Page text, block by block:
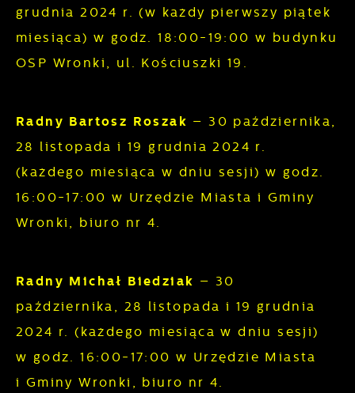
grudnia 2024 r. (w każdy pierwszy piątek
miesiąca) w godz. 18:00-19:00 w budynku
OSP Wronki, ul. Kościuszki 19.
Radny Bartosz Roszak – 30 października,
28 listopada i 19 grudnia 2024 r.
(każdego miesiąca w dniu sesji) w godz.
16:00-17:00 w Urzędzie Miasta i Gminy
Wronki, biuro nr 4.
Radny Michał Biedziak – 30
października, 28 listopada i 19 grudnia
2024 r. (każdego miesiąca w dniu sesji)
w godz. 16:00-17:00 w Urzędzie Miasta
i Gminy Wronki, biuro nr 4.
dostępność większej ilości funkcji na stronie.
Analityczne pliki cookies pomagają nam
rozwijać się i dostosowywać do Twoich
informacji w zakresie wykorzystywania witryny
internetowej, miejsca oraz częstotliwości, z
internetowych pod względem ich popularności
wśród użytkowników. Zgromadzone
dostępność wszystkich funkcjonalności.
Dzięki reklamowym plikom cookies
Promocyjne pliki cookies służą do
prezentowania Ci naszych komunikatów na
Twoich zwyczajów dotyczących przeglądanej
witryny internetowej. Treści promocyjne mogą
pojawić się na stronach podmiotów trzecich
Więcej